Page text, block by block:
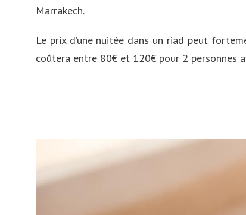
Marrakech.
Le prix d’une nuitée dans un riad peut
coûtera entre 80€ et 120€ pour 2 personnes